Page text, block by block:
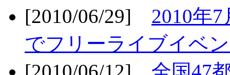
[2010/06/29] 2010年
でフリーライブイベ